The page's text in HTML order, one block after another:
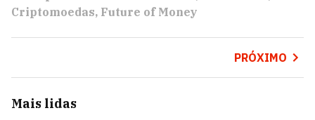
Criptomoedas Future of Money
PRÓXIMO
Mais lidas